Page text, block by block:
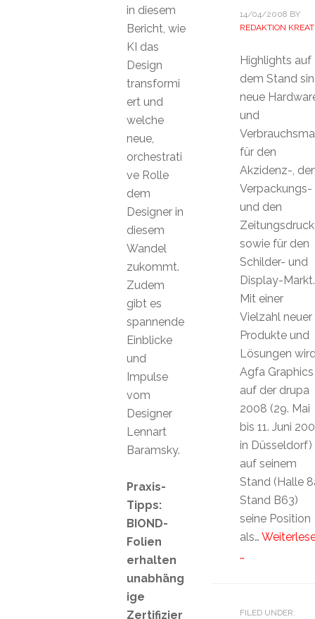
14/04/2008 BY
REDAKTION
Highlights auf
dem Stand
neue
und
für den
Akzidenz-,
Verpackungs-
und den
Zeitungsdruck
sowie für den
Schilder- und
Display-Markt.
Mit einer
Vielzahl neuer
Produkte und
Lösungen
Agfa Graphics
auf der drupa
2008 (29. Mai
bis 11. Juni
in Düsseldorf)
auf seinem
Stand (Halle
Stand B63)
seine Position
als…
…
FILED UNDER:
in diesem
Bericht, wie
KI das
Design
transformi
ert und
welche
neue,
orchestrati
ve Rolle
dem
Designer in
diesem
Wandel
zukommt.
Zudem
gibt es
spannende
Einblicke
und
Impulse
vom
Designer
Lennart
Baramsky.
Praxis-
Tipps:
BIOND-
Folien
erhalten
unabhäng
ige
Zertifizier